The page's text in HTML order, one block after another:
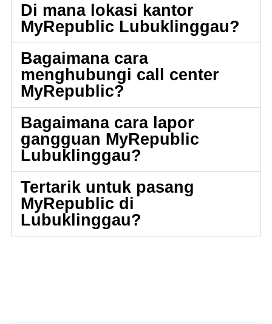
Di mana lokasi kantor
MyRepublic Lubuklinggau?
Bagaimana cara
menghubungi call center
MyRepublic?
Bagaimana cara lapor
gangguan MyRepublic
Lubuklinggau?
Tertarik untuk pasang
MyRepublic di
Lubuklinggau?